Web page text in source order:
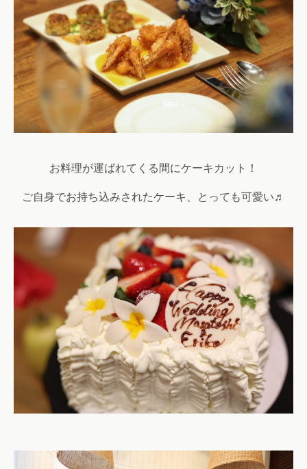
お料理が運ばれてくる間にケーキカット！
ご自身でお持ち込みされたケーキ、とっても可愛い♬